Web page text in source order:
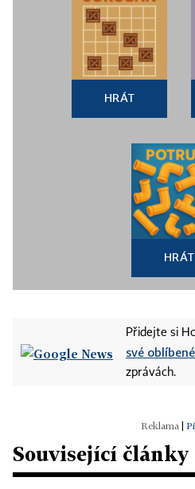
HRÁT
HRÁT
Přidejte si
své
zprávách.
Související články